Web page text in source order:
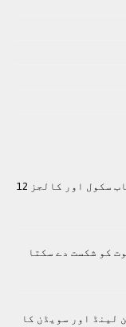
خوشخبری! پنجاب سکول اور کالجز 12
کو شکست دے سکتا
لینڈ اور سویڈن کا